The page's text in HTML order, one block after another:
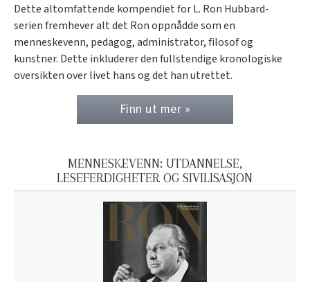
Dette altomfattende kompendiet for L. Ron Hubbard-
serien fremhever alt det Ron oppnådde som en
menneskevenn, pedagog, administrator, filosof og
kunstner. Dette inkluderer den fullstendige kronologiske
oversikten over livet hans og det han utrettet.
Finn ut mer »
MENNESKEVENN: UTDANNELSE,
LESEFERDIGHETER OG SIVILISASJON